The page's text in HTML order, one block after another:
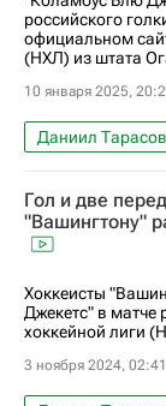
Андрей
Петр Кочетков
российского
официальном
(НХЛ) из штата
10 января 2025,
Даниил Тарасов
Коламбус Блю
Национальная
Гол и две
"Вашингтону"
Хоккеисты
Джекетс" в матче
хоккейной лиги
3 ноября 2024, 02:41